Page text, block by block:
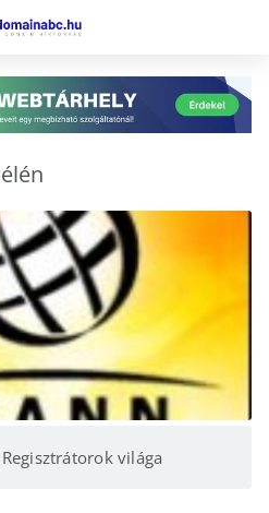
Regisztrátorok világa